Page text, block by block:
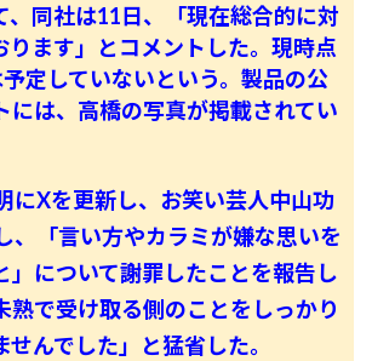
、同社は11日、「現在総合的に対
ります」とコメントした。現時点
定していないという。製品の公
には、高橋の写真が掲載されてい
にXを更新し、お笑い芸人中山功
、「言い方やカラミが嫌な思いを
」について謝罪したことを報告し
熟で受け取る側のことをしっかり
んでした」と猛省した。